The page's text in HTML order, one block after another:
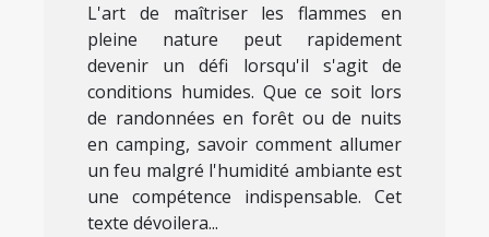
L'art de maîtriser les flammes en
pleine nature peut rapidement
devenir un défi lorsqu'il s'agit de
conditions humides. Que ce soit lors
de randonnées en forêt ou de nuits
en camping, savoir comment allumer
un feu malgré l'humidité ambiante est
une compétence indispensable. Cet
texte dévoilera...